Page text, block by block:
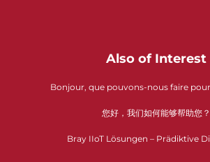
Also of Interest
Bonjour, que pouvons-nous faire
您好，我们如何能够帮助您？
Bray IIoT Lösungen – Prädiktive